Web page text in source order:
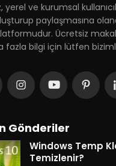
yerel ve kurumsal
paylaşmasına
Ücretsiz
fazla bilgi için lütfen
Gönderiler
Windows Temp
Temizlenir?